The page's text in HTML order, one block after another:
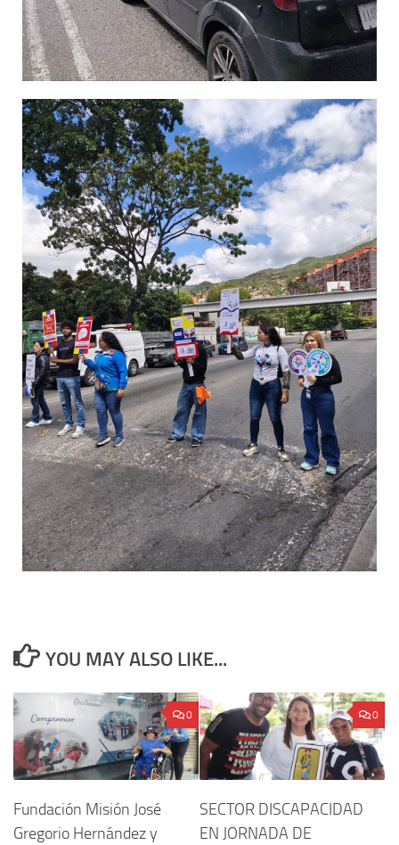
YOU MAY ALSO LIKE...
0
Fundación Misión José
Gregorio Hernández y
0
SECTOR DISCAPACIDAD
EN JORNADA DE